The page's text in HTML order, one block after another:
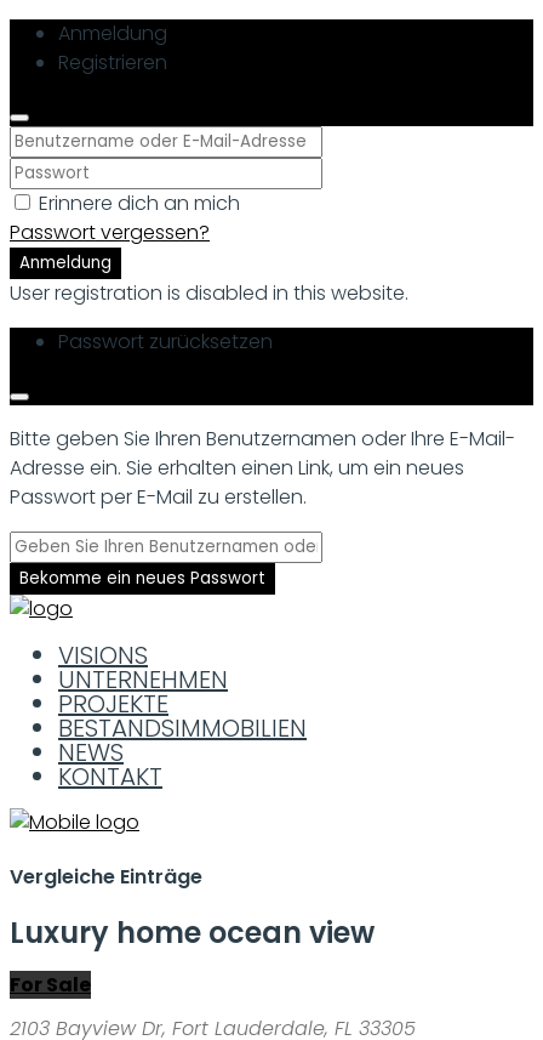
Anmeldung
Registrieren
Erinnere dich an mich
Passwort vergessen?
Anmeldung
User registration is disabled in this website.
Passwort zurücksetzen
Bitte geben Sie Ihren Benutzernamen oder Ihre E-Mail-
Adresse ein. Sie erhalten einen Link, um ein neues
Passwort per E-Mail zu erstellen.
Bekomme ein neues Passwort
VISIONS
UNTERNEHMEN
PROJEKTE
BESTANDSIMMOBILIEN
NEWS
KONTAKT
Vergleiche Einträge
Luxury home ocean view
For Sale
2103 Bayview Dr, Fort Lauderdale, FL 33305